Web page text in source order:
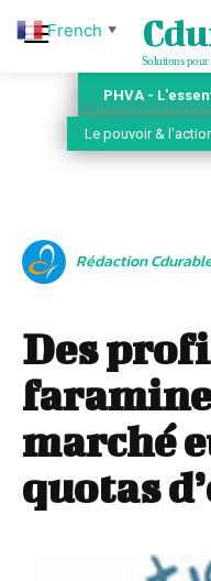
Solutions
PHVA -
Le pouvoir &
Rédaction
Des
marché
quotas
French ▼